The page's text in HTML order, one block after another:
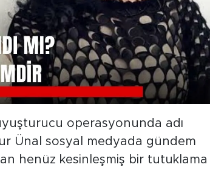
operasyonunda adı
Ünal sosyal medyada gündem
henüz kesinleşmiş bir tutuklama